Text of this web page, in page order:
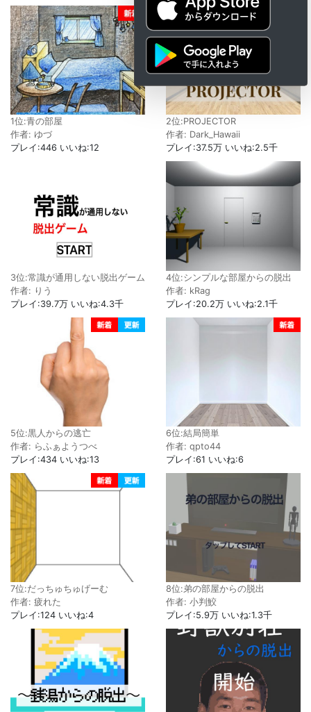
1位:青の部屋
作者: ゆづ
プレイ:446 いいね:12
2位:PROJECTOR
作者: Dark_Hawaii
プレイ:37.5万 いいね:2.5千
3位:常識が通用しない脱出ゲーム
作者: りう
プレイ:39.7万 いいね:4.3千
4位:シンプルな部屋からの脱出
作者: kRag
プレイ:20.2万 いいね:2.1千
5位:黒人からの逃亡
作者: らふぁようつべ
プレイ:434 いいね:13
6位:結局簡単
作者: qpto44
プレイ:61 いいね:6
7位:だっちゅちゅげーむ
作者: 疲れた
プレイ:124 いいね:4
8位:弟の部屋からの脱出
作者: 小判鮫
プレイ:5.9万 いいね:1.3千